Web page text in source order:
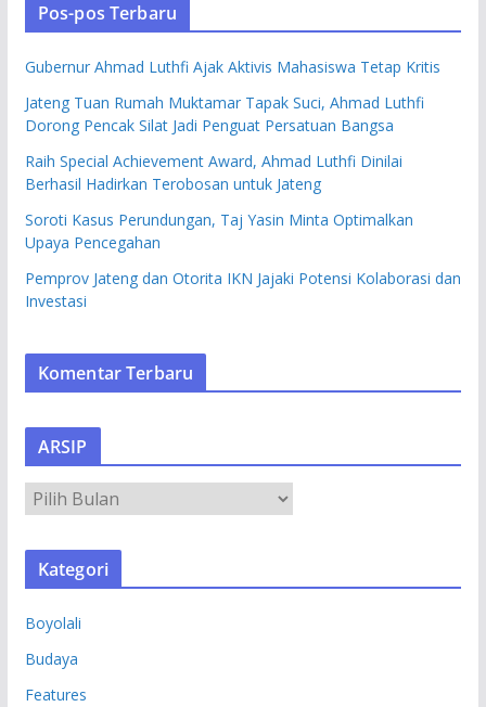
Pos-pos Terbaru
Gubernur Ahmad Luthfi Ajak Aktivis Mahasiswa Tetap Kritis
Jateng Tuan Rumah Muktamar Tapak Suci, Ahmad Luthfi
Dorong Pencak Silat Jadi Penguat Persatuan Bangsa
Raih Special Achievement Award, Ahmad Luthfi Dinilai
Berhasil Hadirkan Terobosan untuk Jateng
Soroti Kasus Perundungan, Taj Yasin Minta Optimalkan
Upaya Pencegahan
Pemprov Jateng dan Otorita IKN Jajaki Potensi Kolaborasi dan
Investasi
Komentar Terbaru
ARSIP
S
Kategori
Boyolali
Budaya
Features